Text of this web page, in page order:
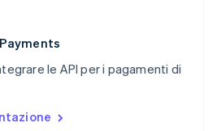
le API per i pagamenti di